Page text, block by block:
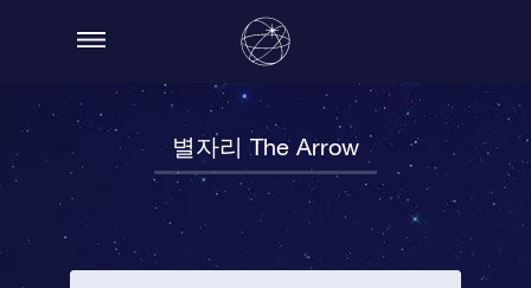
별자리 The Arrow